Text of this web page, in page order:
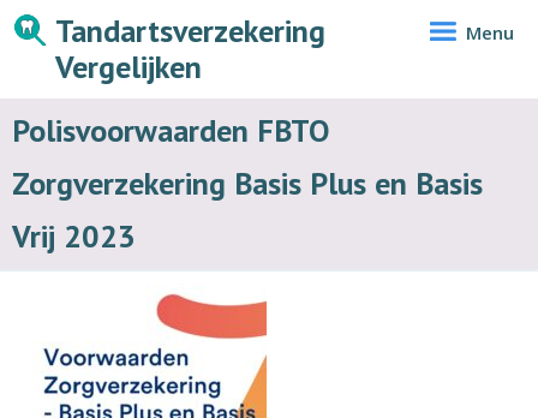
Tandartsverzekering
Vergelijken
Menu
Polisvoorwaarden FBTO
Zorgverzekering Basis Plus en Basis
Vrij 2023